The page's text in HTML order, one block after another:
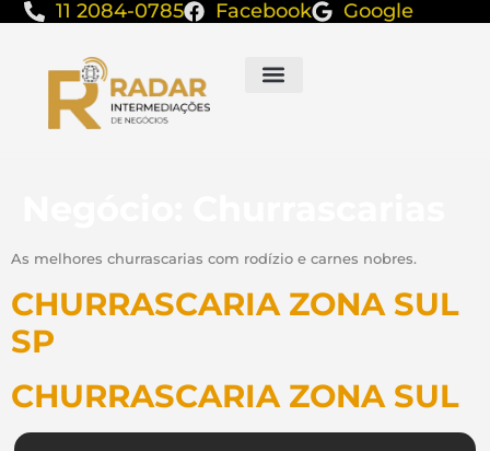
11 2084-0785 Facebook Google
As melhores churrascarias com rodízio e carnes nobres.
CHURRASCARIA ZONA SUL
SP
CHURRASCARIA ZONA SUL